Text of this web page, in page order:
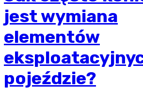
jest wymiana
elementów
pojeździe?